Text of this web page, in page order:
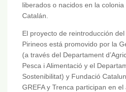
liberados o nacidos en la
Catalán.
El proyecto de reintroducción
Pirineos está promovido por la
(a través del Departament
Pesca i Alimentació y el
Sostenibilitat) y Fundació
GREFA y Trenca participan en